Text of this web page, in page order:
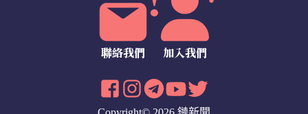
聯絡我們 加入我們